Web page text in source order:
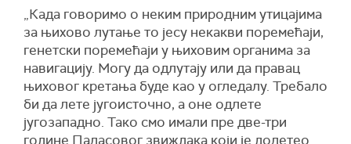
„Када говоримо о неким природним утицајима
за њихово лутање то јесу некакви поремећаји,
генетски поремећаји у њиховим органима за
навигацију. Могу да одлутају или да правац
њиховог кретања буде као у огледалу. Требало
би да лете југоисточно, а оне одлете
југозападно. Тако смо имали пре две-три
године Паласовог звиждака који је долетео